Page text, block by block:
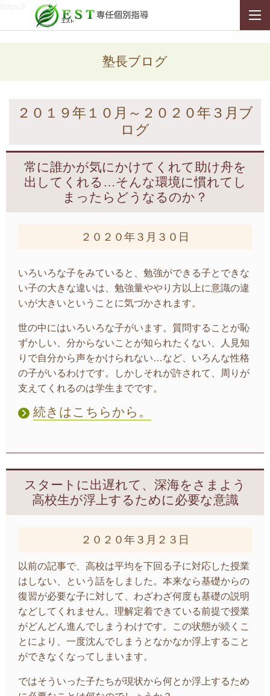
https://ping.blogmura.com/xmlrpc/419k7j60dwqc/
塾長ブログ
２０１９年１０月～２０２０年３月ブ
ログ
常に誰かが気にかけてくれて助け舟を
出してくれる…そんな環境に慣れてし
まったらどうなるのか？
２０２０年３月３０日
いろいろな子をみていると、勉強ができる子とできな
い子の大きな違いは、勉強量ややり方以上に意識の違
いが大きいということに気づかされます。
世の中にはいろいろな子がいます。質問することが恥
ずかしい、分からないことが知られたくない、人見知
りで自分から声をかけられない…など、いろんな性格
の子がいるわけです。しかしそれが許されて、周りが
支えてくれるのは学生までです。
続きはこちらから。
スタートに出遅れて、深海をさまよう
高校生が浮上するために必要な意識
２０２０年３月２３日
以前の記事で、高校は平均を下回る子に対応した授業
はしない、という話をしました。本来なら基礎からの
復習が必要な子に対して、わざわざ何度も基礎の説明
などしてくれません。理解定着できている前提で授業
がどんどん進んでしまうわけです。この状態が続くこ
とにより、一度沈んでしまうとなかなか浮上すること
ができなくなってしまいます。
ではそういった子たちが現状から何とか浮上するため